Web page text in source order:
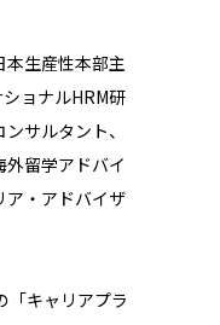
本生産性本部主
ョナルHRM研
サルタント、
留学アドバイ
ア・アドバイザ
キャリアプラ